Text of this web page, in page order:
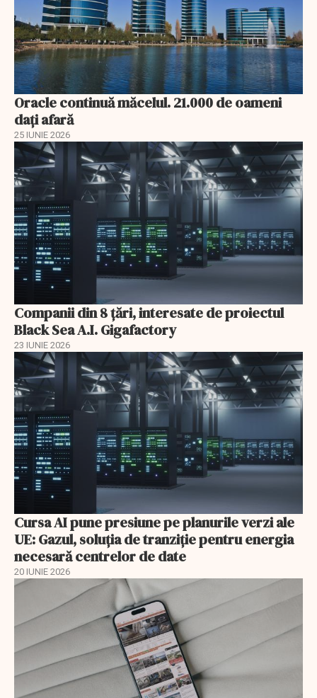
Oracle continuă măcelul. 21.000 de oameni
dați afară
25 IUNIE 2026
Companii din 8 țări, interesate de proiectul
Black Sea A.I. Gigafactory
23 IUNIE 2026
Cursa AI pune presiune pe planurile verzi ale
UE: Gazul, soluția de tranziție pentru energia
necesară centrelor de date
20 IUNIE 2026